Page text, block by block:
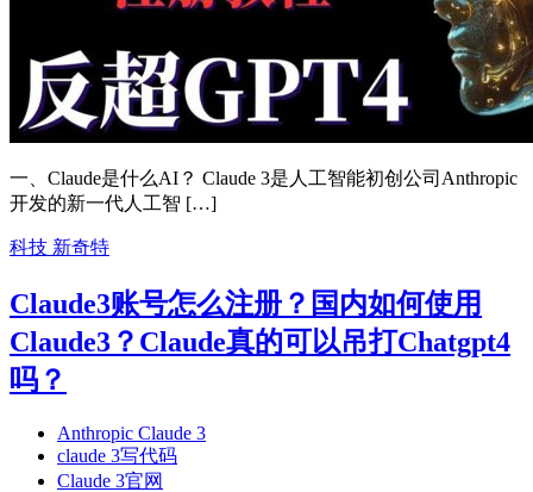
一、Claude是什么AI？ Claude 3是人工智能初创公司Anthropic
开发的新一代人工智 […]
科技 新奇特
Claude3账号怎么注册？国内如何使用
Claude3？Claude真的可以吊打Chatgpt4
吗？
Anthropic Claude 3
claude 3写代码
Claude 3官网